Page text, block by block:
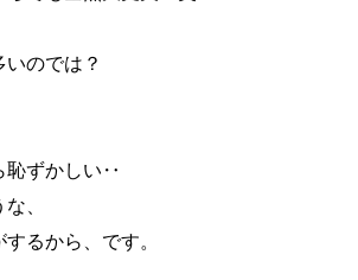
のでは？
恥ずかしい‥
、
るから、です。